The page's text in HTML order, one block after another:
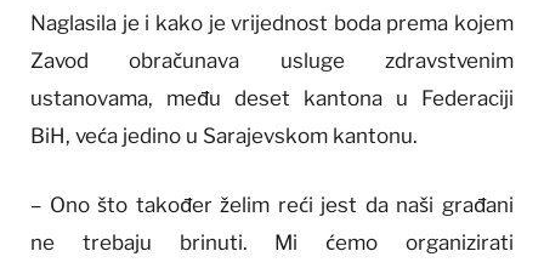
Naglasila je i kako je vrijednost boda prema kojem
Zavod obračunava usluge zdravstvenim
ustanovama, među deset kantona u Federaciji
BiH, veća jedino u Sarajevskom kantonu.
– Ono što također želim reći jest da naši građani
ne trebaju brinuti. Mi ćemo organizirati